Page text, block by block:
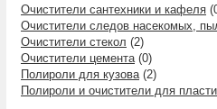
Очистители сантехники и кафеля
Очистители следов насекомых,
Очистители стекол (2)
Очистители цемента(0)
Полироли для кузова(2)
Полироли и очистители для